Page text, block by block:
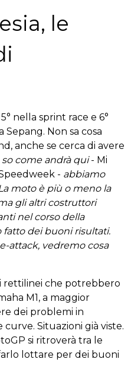
le
nella sprint race e 6°
Non sa cosa
anche se cerca di avere
so come andrà qui- Mi
- abbiamo
moto è più o meno la
gli altri costruttori
nel corso della
fatto dei buoni risultati.
attack, vedremo cosa
rettilinei che potrebbero
M1, a maggior
dei problemi in
Situazioni già viste.
si ritroverà tra le
lottare per dei buoni